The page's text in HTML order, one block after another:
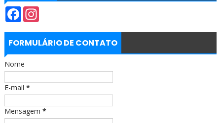
F
e
b
o
k
I
t
a
r
m
FORMULÁRIO DE CONTATO
Nome
E-mail *
Mensagem *